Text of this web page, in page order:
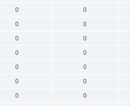
0 0
0 0
0 0
0 0
0 0
0 0
0 0